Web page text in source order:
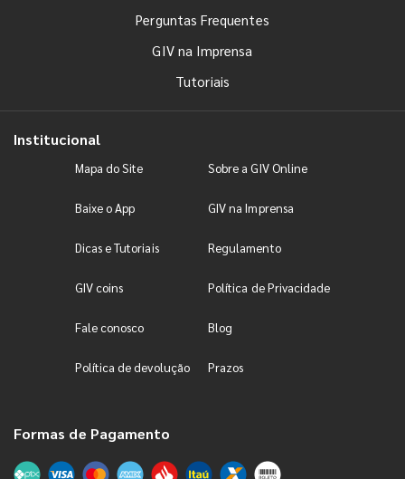
Perguntas Frequentes
GIV na Imprensa
Tutoriais
Institucional
Mapa do Site Sobre a GIV Online
Baixe o App GIV na Imprensa
Dicas e Tutoriais Regulamento
GIV coins Política de Privacidade
Fale conosco Blog
Política de devolução Prazos
Formas de Pagamento